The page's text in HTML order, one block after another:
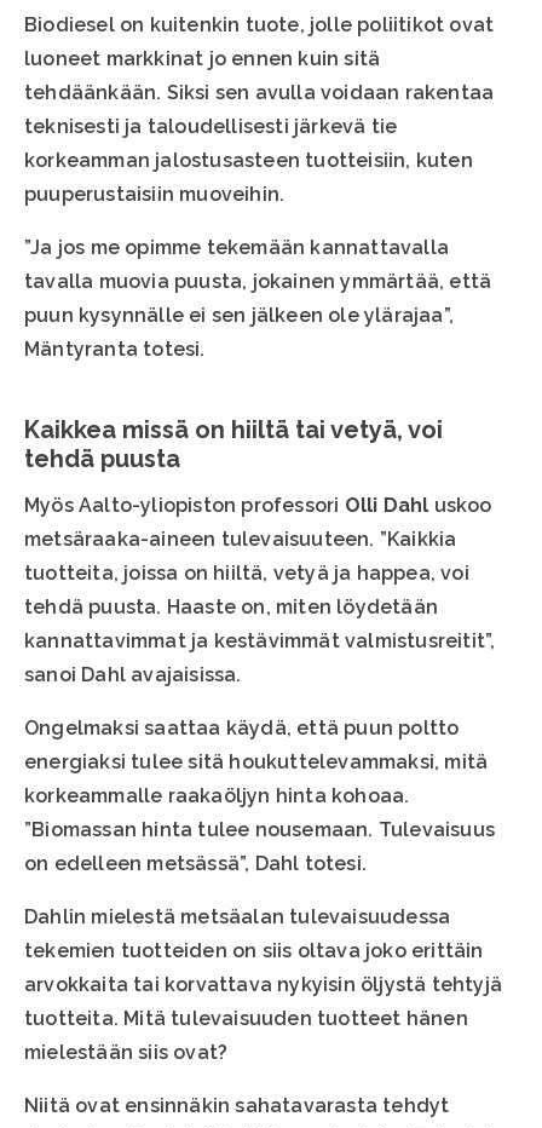
Biodiesel on kuitenkin tuote, jolle poliitikot ovat
luoneet markkinat jo ennen kuin sitä
tehdäänkään. Siksi sen avulla voidaan rakentaa
teknisesti ja taloudellisesti järkevä tie
korkeamman jalostusasteen tuotteisiin, kuten
puuperustaisiin muoveihin.
”Ja jos me opimme tekemään kannattavalla
tavalla muovia puusta, jokainen ymmärtää, että
puun kysynnälle ei sen jälkeen ole ylärajaa”,
Mäntyranta totesi.
Kaikkea missä on hiiltä tai vetyä, voi
tehdä puusta
Myös Aalto-yliopiston professori Olli Dahl uskoo
metsäraaka-aineen tulevaisuuteen. ”Kaikkia
tuotteita, joissa on hiiltä, vetyä ja happea, voi
tehdä puusta. Haaste on, miten löydetään
kannattavimmat ja kestävimmät valmistusreitit”,
sanoi Dahl avajaisissa.
Ongelmaksi saattaa käydä, että puun poltto
energiaksi tulee sitä houkuttelevammaksi, mitä
korkeammalle raakaöljyn hinta kohoaa.
”Biomassan hinta tulee nousemaan. Tulevaisuus
on edelleen metsässä”, Dahl totesi.
Dahlin mielestä metsäalan tulevaisuudessa
tekemien tuotteiden on siis oltava joko erittäin
arvokkaita tai korvattava nykyisin öljystä tehtyjä
tuotteita. Mitä tulevaisuuden tuotteet hänen
mielestään siis ovat?
Niitä ovat ensinnäkin sahatavarasta tehdyt